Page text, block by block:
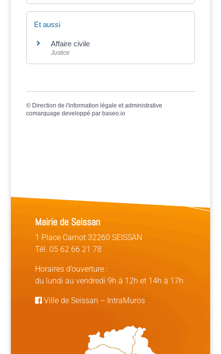
Et aussi
Affaire civile
Justice
© Direction de l'information légale et administrative
comarquage developpé par baseo.io
Mairie de Seissan
1 Place Carnot 32260 SEISSAN
Tél. 05 62 66 21 78
Horaires d’ouverture :
du lundi au vendredi 9h à 12h et 14h à 17h
Ville de Seissan – IntraMuros